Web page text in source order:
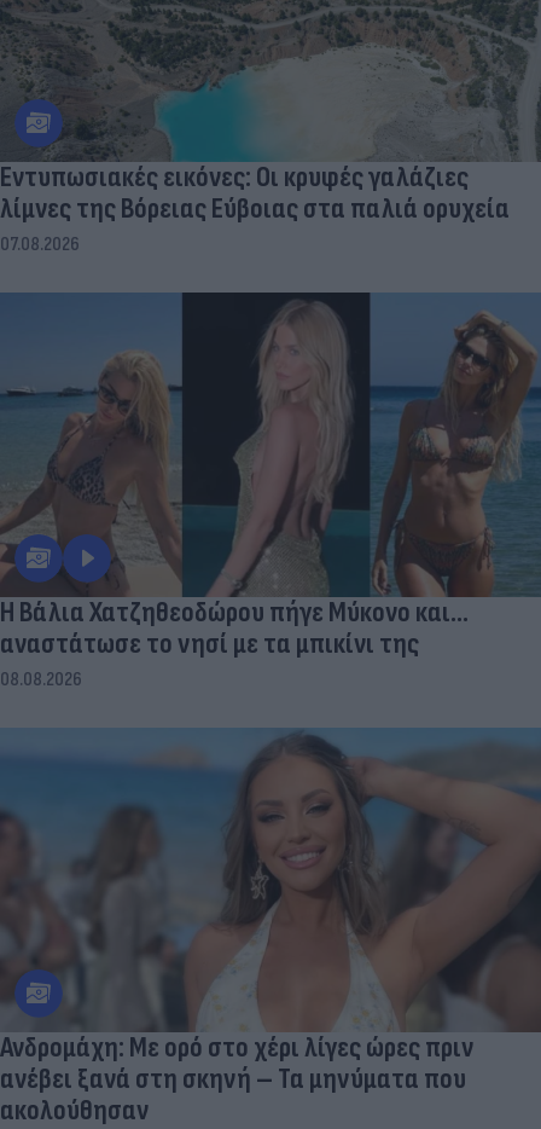
Εντυπωσιακές εικόνες: Οι κρυφές γαλάζιες
λίμνες της Βόρειας Εύβοιας στα παλιά ορυχεία
07.08.2026
Η Βάλια Χατζηθεοδώρου πήγε Μύκονο και...
αναστάτωσε το νησί με τα μπικίνι της
08.08.2026
Ανδρομάχη: Με ορό στο χέρι λίγες ώρες πριν
ανέβει ξανά στη σκηνή – Τα μηνύματα που
ακολούθησαν